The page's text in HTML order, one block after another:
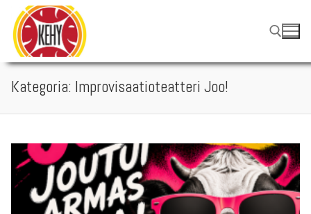
Hyppää
sisältöön
Hae:
Kategoria: Improvisaatioteatteri Joo!